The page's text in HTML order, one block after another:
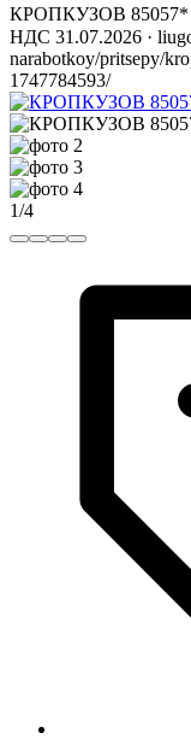
КРОПКУЗОВ 85057*
НДС 31.07.2026 ·
narabotkoy/pritsepy/
1747784593/
1/4